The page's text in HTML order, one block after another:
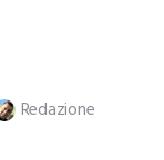
Redazione